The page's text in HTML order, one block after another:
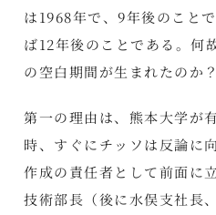
は1968年で、9年後のこと
ば12年後のことである。何
の空白期間が生まれたのか？
第一の理由は、熊本大学が
時、すぐにチッソは反論に
作成の責任者として前面に
技術部長（後に水俣支社長